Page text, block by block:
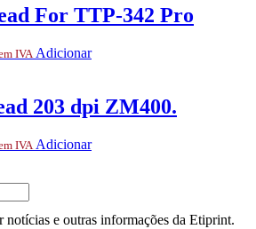
For TTP-342 Pro
IVA Adicionar
203 dpi ZM400.
IVA Adicionar
notícias e outras informações da Etiprint.